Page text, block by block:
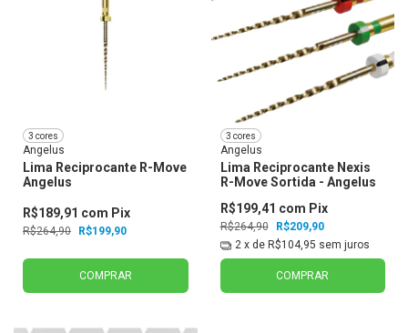
3 cores
Angelus
Lima Reciprocante R-Move
Angelus
R$264,90 R$199,90
R$189,91 com Pix
COMPRAR
3 cores
Angelus
Lima Reciprocante Nexis
R-Move Sortida - Angelus
R$264,90 R$209,90
R$199,41 com Pix
2 x de R$104,95 sem juros
COMPRAR